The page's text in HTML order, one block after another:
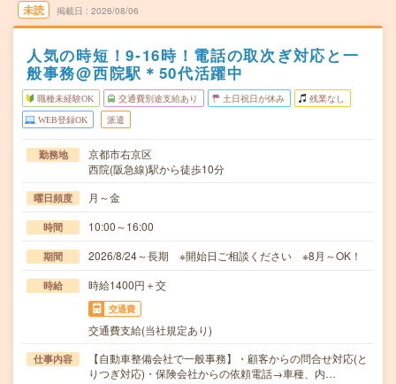
未読 掲載日 2026/08/06
人気の時短！9‐16時！電話の取次ぎ対応と一
般事務@西院駅＊50代活躍中
職種未経験OK 交通費別途支給あり 土日祝日が休み 残業なし
WEB登録OK 派遣
勤務地
京都市右京区
西院(阪急線)駅から徒歩10分
曜日頻度 月～金
時間 10:00～16:00
期間 2026/8/24～長期 ※開始日ご相談ください ※8月～OK！
時給 時給1400円＋交
交通費
交通費支給(当社規定あり)
仕事内容
【自動車整備会社で一般事務】・顧客からの問合せ対応(と
りつぎ対応)・保険会社からの依頼電話→車種、内…